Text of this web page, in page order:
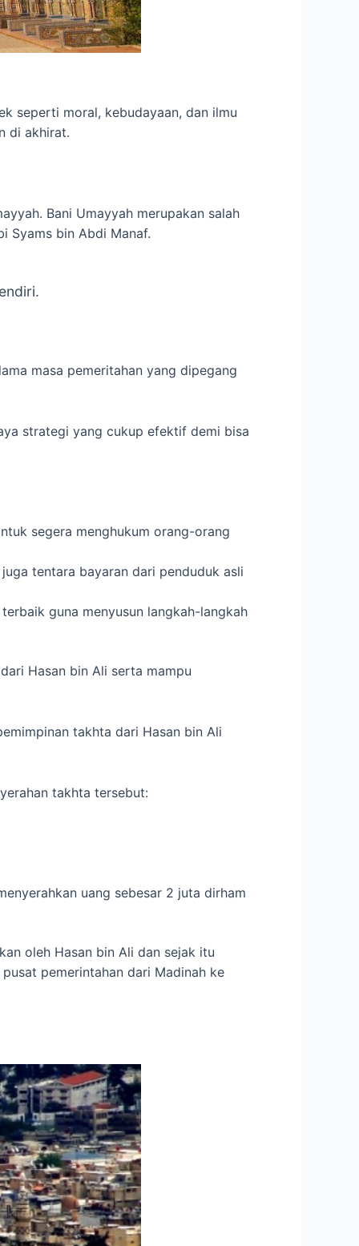
seperti moral, kebudayaan, dan ilmu
di akhirat.
Bani Umayyah merupakan salah
Syams bin Abdi Manaf.
masa pemeritahan yang dipegang
strategi yang cukup efektif demi bisa
segera menghukum orang-orang
tentara bayaran dari penduduk asli
guna menyusun langkah-langkah
Hasan bin Ali serta mampu
takhta dari Hasan bin Ali
takhta tersebut:
uang sebesar 2 juta dirham
oleh Hasan bin Ali dan sejak itu
pemerintahan dari Madinah ke